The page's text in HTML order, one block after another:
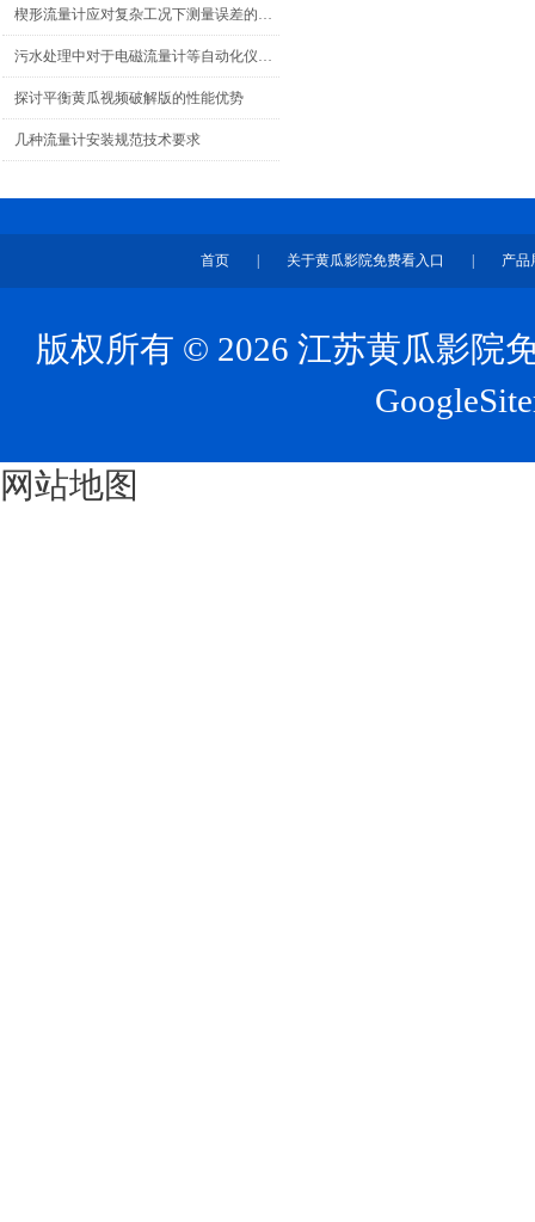
楔形流量计应对复杂工况下测量误差的策略
污水处理中对于电磁流量计等自动化仪表的设计与应用
探讨平衡黄瓜视频破解版的性能优势
几种流量计安装规范技术要求
首页 关于黄瓜影院免费看入口 产品
版权所有 © 2026 江苏黄瓜影院
网站地图